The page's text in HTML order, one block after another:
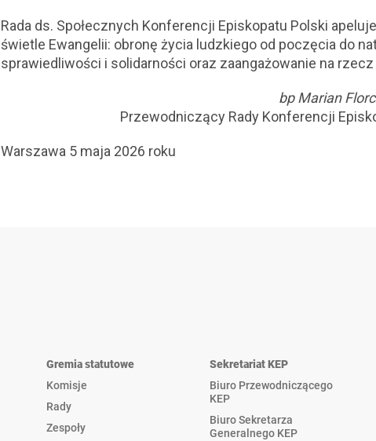
Rada ds. Społecznych Konferencji Episkopatu Polski
świetle Ewangelii: obronę życia ludzkiego od poczęcia do
sprawiedliwości i solidarności oraz zaangażowanie na
bp Marian
Przewodniczący Rady Konferencji
Warszawa 5 maja 2026 roku
Gremia statutowe
Komisje
Rady
Zespoły
Sekretariat KEP
Biuro Przewodniczącego
KEP
Biuro Sekretarza
Generalnego KEP